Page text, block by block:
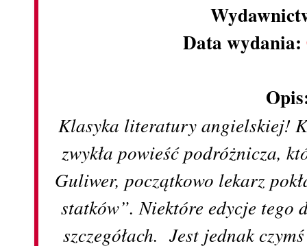
Data wydania:
Klasyka literatury angielskiej!
zwykła powieść podróżnicza,
Guliwer, początkowo lekarz
statków”. Niektóre edycje tego
szczegółach. Jest jednak